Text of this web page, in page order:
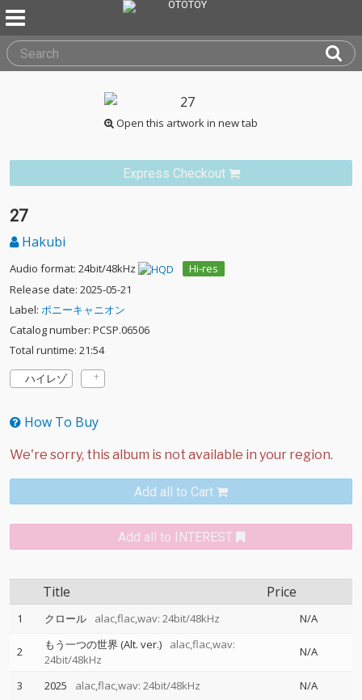
Open this artwork in new tab
Express Checkout
27
Hakubi
Audio format: 24bit/48kHz
Hi-res
Release date: 2025-05-21
Label: ポニーキャニオン
Catalog number: PCSP.06506
Total runtime: 21:54
ハイレゾ
How To Buy
Add all to Cart
Add all to INTEREST
Title Price
1 クロール alac,flac,wav: 24bit/48kHz N/A
2 もう一つの世界 (Alt. ver.)
alac,flac,wav:
24bit/48kHz
N/A
3 2025 alac,flac,wav: 24bit/48kHz
N/A